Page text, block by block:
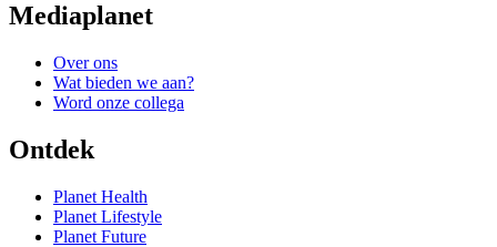
Mediaplanet
Over ons
Wat bieden we aan?
Word onze collega
Ontdek
Planet Health
Planet Lifestyle
Planet Future